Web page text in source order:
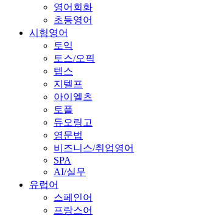
영어회화
초등영어
시험영어
토익
토스/오픽
텝스
지텔프
아이엘츠
토플
듀오링고
영문법
비즈니스/취업영어
SPA
AI/실무
유럽어
스페인어
프랑스어